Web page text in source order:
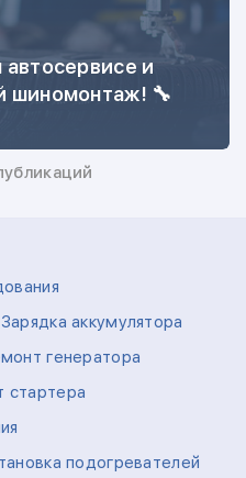
и
шиномонтаж! 🔧
Зарядка аккумулятора
генератора
стартера
подогревателей